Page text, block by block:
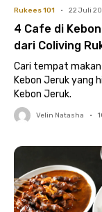
Rukees 101 • 22 Juli
4 Cafe di
dari Coliving
Cari tempat
Kebon Jeruk yang
Kebon Jeruk.
Velin Natasha •